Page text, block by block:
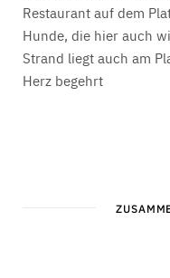
Restaurant auf dem
Hunde, die hier auch
Strand liegt auch am
Herz begehrt